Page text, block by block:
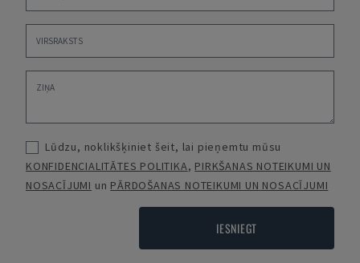
Lūdzu, noklikšķiniet šeit, lai pieņemtu mūsu
KONFIDENCIALITĀTES POLITIKA, PIRKŠANAS NOTEIKUMI UN
NOSACĪJUMI un PĀRDOŠANAS NOTEIKUMI UN NOSACĪJUMI
IESNIEGT